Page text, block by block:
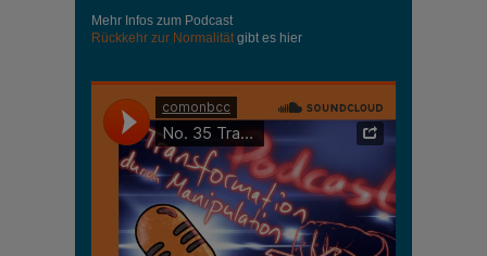
Mehr Infos zum Podcast
Rückkehr zur Normalität gibt es hier